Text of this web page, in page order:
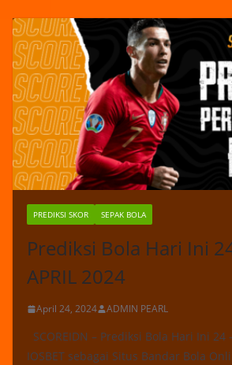
PREDIKSI SKOR SEPAK BOLA
Prediksi Bola Hari Ini
APRIL 2024
April 24, 2024 ADMIN PEARL
SCOREIDN – Prediksi Bola Hari Ini 24
IOSBET sebagai Situs Bandar Bola